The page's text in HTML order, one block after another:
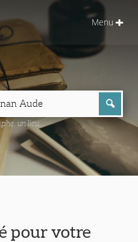
Menu
un lieu...
pour votre